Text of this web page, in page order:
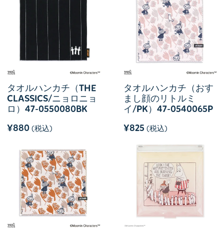
タオルハンカチ（THE
CLASSICS/ニョロニョ
ロ）47-0550080BK
¥880 (税込)
タオルハンカチ（おす
まし顔のリトルミ
イ/PK）47-0540065P
¥825 (税込)